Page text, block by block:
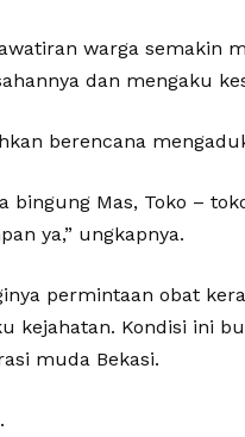
warga semakin
dan mengaku
berencana
bingung Mas, Toko –
ya,” ungkapnya.
permintaan obat
kejahatan. Kondisi ini
muda Bekasi.